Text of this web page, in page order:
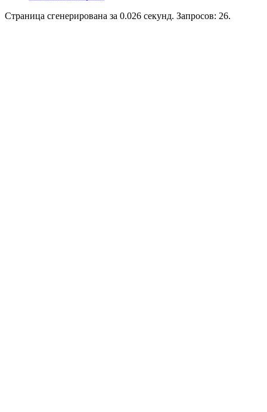
Страница сгенерирована за 0.026 секунд. Запросов: 26.